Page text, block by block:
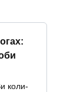
коли-